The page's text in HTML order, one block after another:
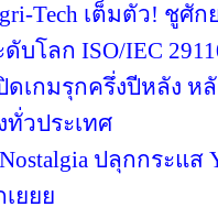
Tech เต็มตัว! ชู
โลก ISO/IEC
ดเกมรุกครึ่งปีหลัง
ทั่วประเทศ
ปลุกกระแ
ยยย